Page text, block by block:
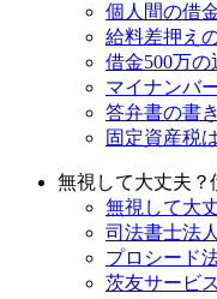
個人間の借
給料差押え
借金500万
マイナンバ
答弁書の書
固定資産税
無視して大丈夫
無視して大
司法書士法
プロシード
茨友サービ